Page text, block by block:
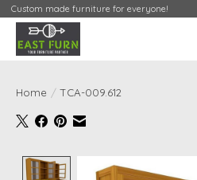
Custom made furniture for everyone!
Home / TCA-009.612
Product image